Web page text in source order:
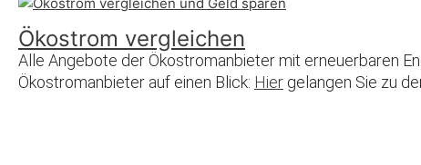
Ökostrom vergleichen
Alle Angebote der Ökostromanbieter mit erneuerbaren
Ökostromanbieter auf einen Blick: Hier gelangen Sie zu